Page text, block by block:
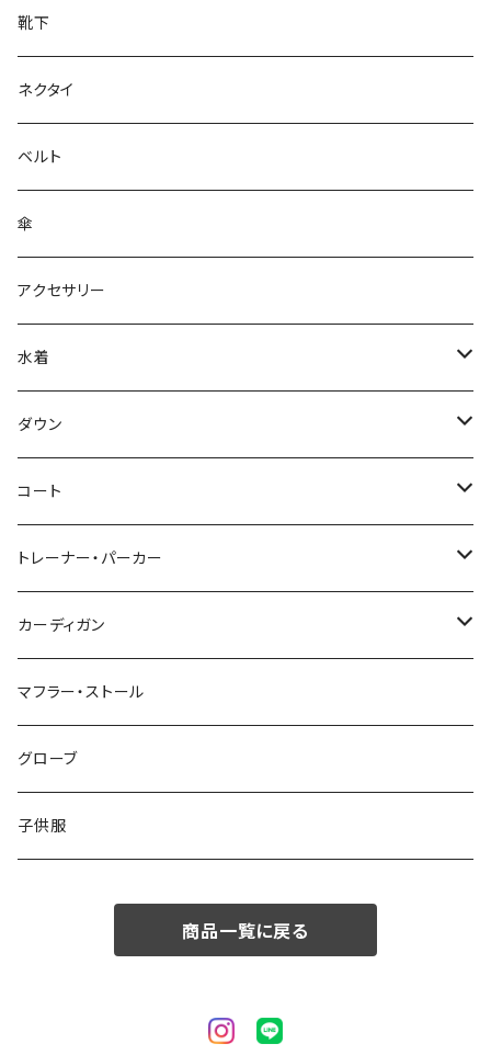
靴下
ネクタイ
ベルト
傘
アクセサリー
水着
～44/S
46/M
48/L
50/XL～
ダウン
～44/S
46/M
48/L
50/XL～
コート
～44/S
46/M
48/L
50/XL～
トレーナー・パーカー
～44/S
46/M
48/L
50/XL～
カーディガン
～44/S
46/M
48/L
マフラー・ストール
グローブ
子供服
商品一覧に戻る